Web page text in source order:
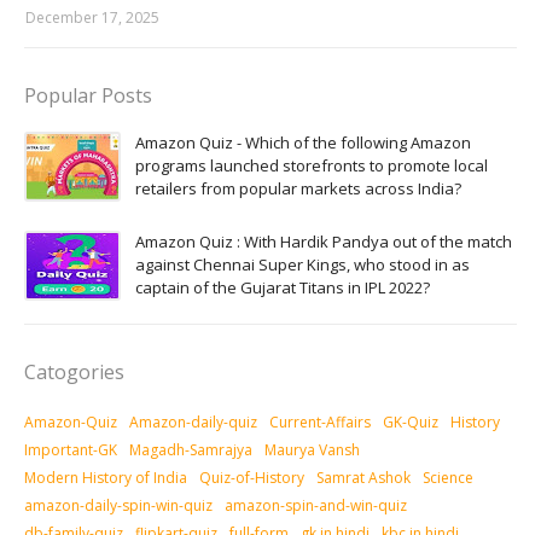
December 17, 2025
Popular Posts
Amazon Quiz - Which of the following Amazon
programs launched storefronts to promote local
retailers from popular markets across India?
Amazon Quiz : With Hardik Pandya out of the match
against Chennai Super Kings, who stood in as
captain of the Gujarat Titans in IPL 2022?
Catogories
Amazon-Quiz Amazon-daily-quiz Current-Affairs GK-Quiz History
Important-GK Magadh-Samrajya
Maurya Vansh
Modern History of India
Quiz-of-History Samrat Ashok
Science
amazon-daily-spin-win-quiz
amazon-spin-and-win-quiz